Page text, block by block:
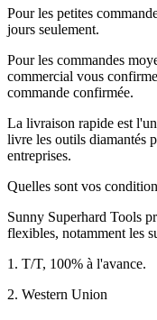
Pour les petites
jours seulement.
Pour les commandes
commercial vous
commande confirmée.
La livraison rapide est
livre les outils diamantés
entreprises.
Quelles sont vos
Sunny Superhard Tools
flexibles, notamment les
1. T/T, 100% à l'avance.
2. Western Union